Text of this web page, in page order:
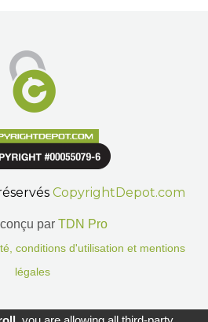
CopyrightDepot.com
par TDN Pro
conditions d'utilisation et mentions
légales
des cookies.